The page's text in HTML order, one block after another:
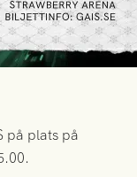
på plats på